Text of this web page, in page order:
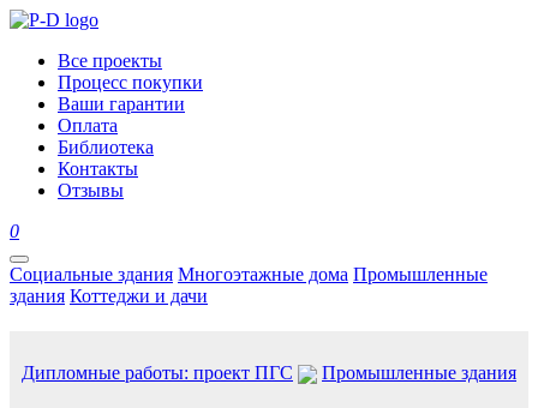
Все проекты
Процесс покупки
Ваши гарантии
Оплата
Библиотека
Контакты
Отзывы
0
Социальные здания Многоэтажные дома Промышленные
здания Коттеджи и дачи
Дипломные работы: проект ПГС Промышленные здания